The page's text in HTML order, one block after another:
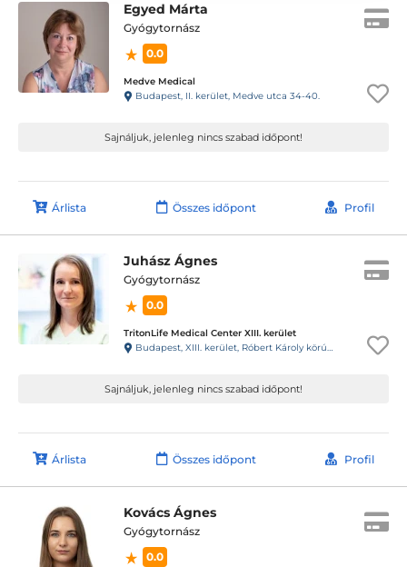
Egyed Márta
Gyógytornász
0.0
Medve Medical
Budapest, II. kerület, Medve utca 34-40.
Sajnáljuk, jelenleg nincs szabad időpont!
Árlista Összes időpont Profil
Juhász Ágnes
Gyógytornász
0.0
TritonLife Medical Center XIII. kerület
Budapest, XIII. kerület, Róbert Károly körút 64.
Sajnáljuk, jelenleg nincs szabad időpont!
Árlista Összes időpont Profil
Kovács Ágnes
Gyógytornász
0.0